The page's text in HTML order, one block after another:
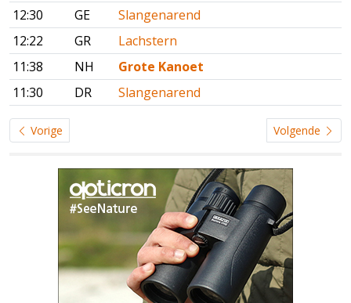
12:30
GE
Slangenarend
12:22
GR
Lachstern
11:38
NH
Grote Kanoet
11:30
DR Slangenarend
Vorige Volgende